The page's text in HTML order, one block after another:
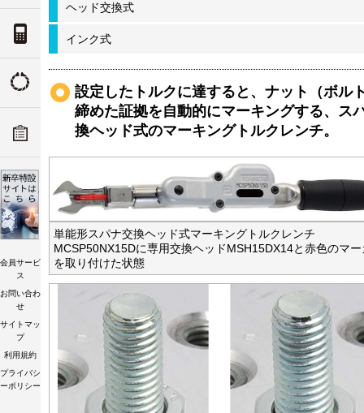
トルク単位の換算
トルクの由来
トルク講習会
会員サービ
ス
お問い合わ
せ
サイトマッ
プ
利用規約
プライバシ
ーポリシー
デ
ツリ
ヘッド交換式
インク式
設定したトルクに達すると、ナット（ボル
締めた証拠を自動的にマーキングする、ス
換ヘッド式のマーキングトルクレンチ。
単能形スパナ交換ヘッド式マーキングトルクレンチ
MCSP50NX15Dに専用交換ヘッドMSH15DX14と赤色のマー
を取り付けた状態